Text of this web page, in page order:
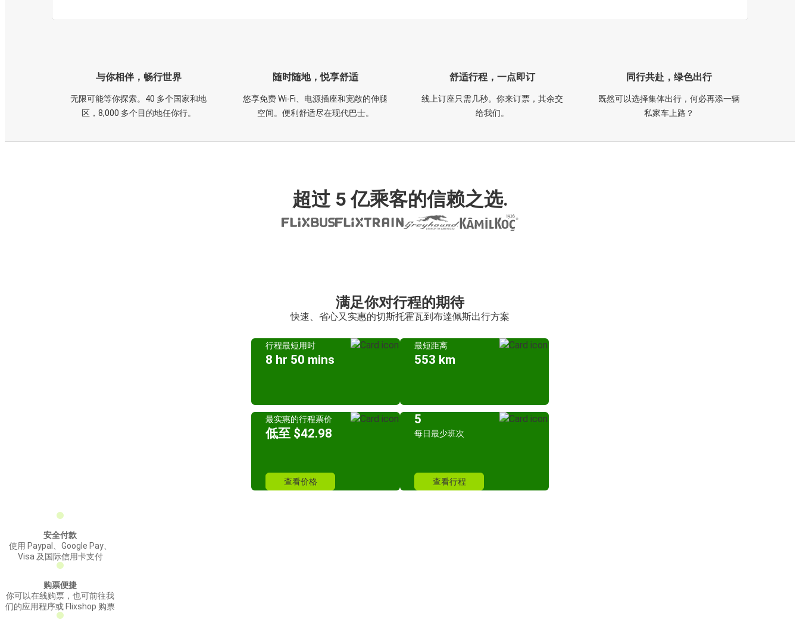
与你相伴，畅行世界
无限可能等你探索。40 多个国家和地
区，8,000 多个目的地任你行。
随时随地，悦享舒适
悠享免费 Wi-Fi、电源插座和宽敞的伸腿
空间。便利舒适尽在现代巴士。
舒适行程，一点即订
线上订座只需几秒。你来订票，其余交
给我们。
同行共赴，绿色出行
既然可以选择集体出行，何必再添一辆
私家车上路？
超过 5 亿乘客的信赖之选.
满足你对行程的期待
快速、省心又实惠的切斯托霍瓦到布達佩斯出行方案
行程最短用时
8 hr 50 mins
最短距离
553 km
最实惠的行程票价
低至 $42.98
查看价格
5
每日最少班次
查看行程
安全付款
使用 Paypal、Google Pay、
Visa 及国际信用卡支付
购票便捷
你可以在线购票，也可前往我
们的应用程序或 Flixshop 购票